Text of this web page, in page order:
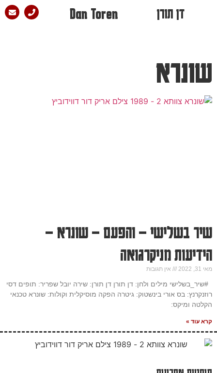
דן תורן Dan Toren
שונרא
שיר בשלישי – והפעם – שונרא –
הידיעות מניקרגואה
מאי 31, 2022 אין תגובות
#שיר_בשלישי מילים ולחן: דן תורן דן תורן: שירה יובל שפריר: תופים דסי
רוזנקרנץ: בס אורי בינשטוק: גיטרה הפקה מוסיקלית וקולות: שונרא טכנאי
הקלטה ומיקס:
קרא עוד »